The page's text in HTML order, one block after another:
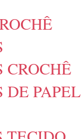
CROCHÊ
DE PAPEL